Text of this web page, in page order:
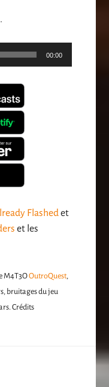
00:00
Flashedet
et les
M4T3OOutroQuest,
bruitages du jeu
Crédits